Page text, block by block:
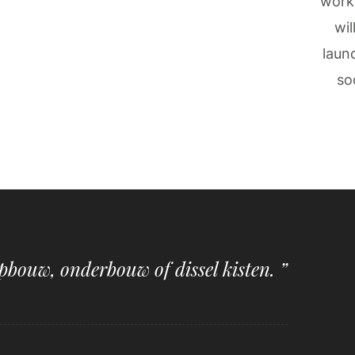
onderbouw of dissel kisten. ”